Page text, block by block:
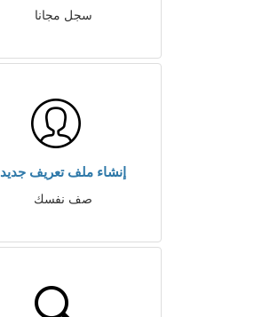
سجل مجانا
إنشاء ملف تعريف جديد
صف نفسك